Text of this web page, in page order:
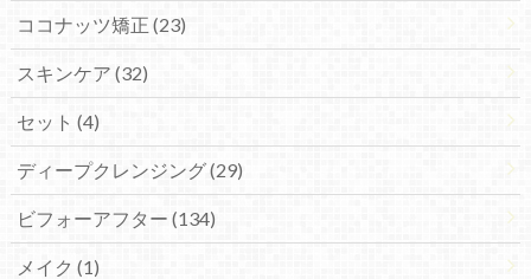
ココナッツ矯正 (23)
スキンケア (32)
セット (4)
ディープクレンジング (29)
ビフォーアフター (134)
メイク (1)